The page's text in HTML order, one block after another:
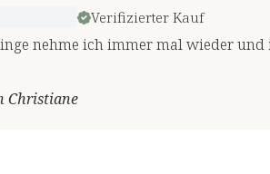
Verifizierter Kauf
nehme ich immer mal wieder
Christiane